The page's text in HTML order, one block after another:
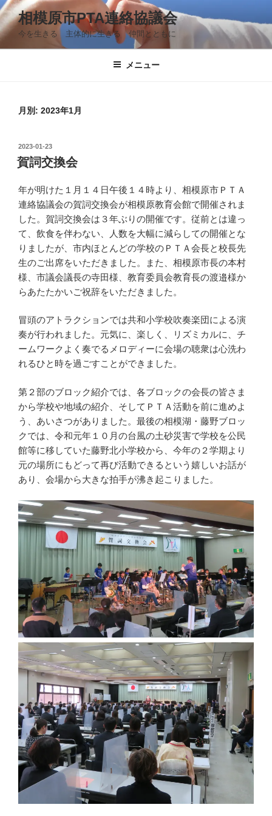
コ
ン
テ
ン
相模原市PTA連絡協議会
今を生きる 主体的に生きる 仲間とともに
メニュー
月別: 2023年1月
投
稿
日:
2023-01-23
賀詞交換会
年が明けた１月１４日午後１４時より、相模原市ＰＴＡ
連絡協議会の賀詞交換会が相模原教育会館で開催されま
した。賀詞交換会は３年ぶりの開催です。従前とは違っ
て、飲食を伴わない、人数を大幅に減らしての開催とな
りましたが、市内ほとんどの学校のＰＴＡ会長と校長先
生のご出席をいただきました。また、相模原市長の本村
様、市議会議長の寺田様、教育委員会教育長の渡邉様か
らあたたかいご祝辞をいただきました。
冒頭のアトラクションでは共和小学校吹奏楽団による演
奏が行われました。元気に、楽しく、リズミカルに、チ
ームワークよく奏でるメロディーに会場の聴衆は心洗わ
れるひと時を過ごすことができました。
第２部のブロック紹介では、各ブロックの会長の皆さま
から学校や地域の紹介、そしてＰＴＡ活動を前に進めよ
う、あいさつがありました。最後の相模湖・藤野ブロッ
クでは、令和元年１０月の台風の土砂災害で学校を公民
館等に移していた藤野北小学校から、今年の２学期より
元の場所にもどって再び活動できるという嬉しいお話が
あり、会場から大きな拍手が沸き起こりました。